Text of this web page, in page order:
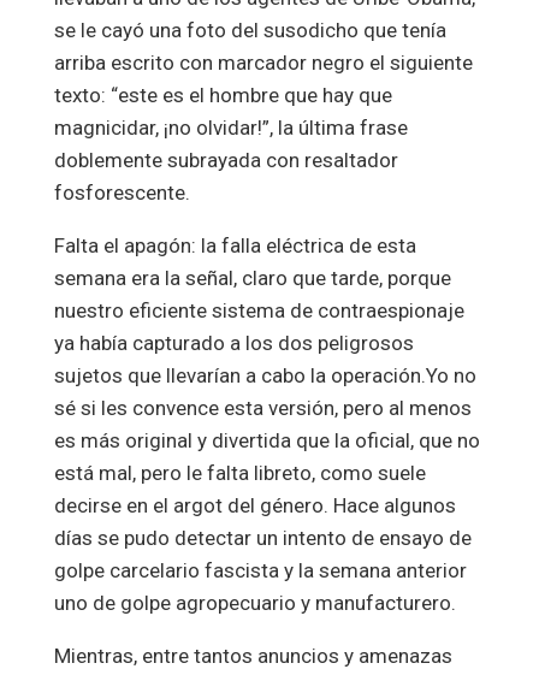
se le cayó una foto del susodicho que tenía
arriba escrito con marcador negro el siguiente
texto: “este es el hombre que hay que
magnicidar, ¡no olvidar!”, la última frase
doblemente subrayada con resaltador
fosforescente.
Falta el apagón: la falla eléctrica de esta
semana era la señal, claro que tarde, porque
nuestro eficiente sistema de contraespionaje
ya había capturado a los dos peligrosos
sujetos que llevarían a cabo la operación.Yo no
sé si les convence esta versión, pero al menos
es más original y divertida que la oficial, que no
está mal, pero le falta libreto, como suele
decirse en el argot del género. Hace algunos
días se pudo detectar un intento de ensayo de
golpe carcelario fascista y la semana anterior
uno de golpe agropecuario y manufacturero.
Mientras, entre tantos anuncios y amenazas